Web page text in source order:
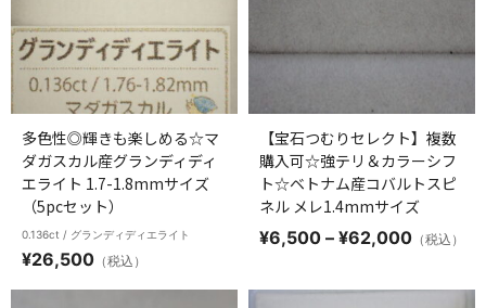
多色性◎輝きも楽しめる☆マ
ダガスカル産グランディディ
エライト 1.7-1.8mmサイズ
（5pcセット）
0.136ct / グランディディエライト
¥26,500 （税込）
【宝石つむりセレクト】複数
購入可☆強テリ＆カラーシフ
ト☆ベトナム産コバルトスピ
ネル メレ1.4mmサイズ
¥6,500 – ¥62,000価
¥6,500
（税込）